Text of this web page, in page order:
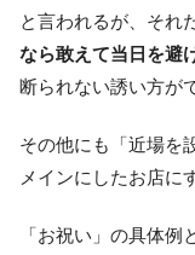
と言われるが、それ
なら敢えて当日を避
断られない誘い方が
その他にも「近場を
メインにしたお店に
「お祝い」の具体